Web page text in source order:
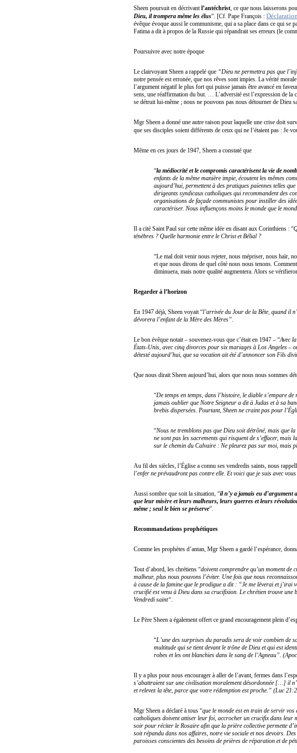
Sheen poursuit en décrivantl’antéchrist , ce que nous laisserons
Dieu, il trompera même les élus“. [Cf. Pape François :
évêque évoque aussi le communisme, qui a sa place dans ce qui se
Fatima a dit à propos de la Russie qui répandrait ses erreurs (le
Poursuivre avec notre époque
Le clairvoyant Sheen a rappelé que “Dieu ne permettra pas que
notre pensée est erronée, que nos rêves sont impies. La vérité
l’argument négatif le plus fort qui puisse jamais être avancé en
sens, une réaffirmation du but. … L’adversité est l’expression de
se détruit lui-même ; nous ne pouvons pas nous détourner de Dieu
Mgr Sheen a donné une autre raison pour laquelle une crise doit
que ses disciples soient différents de ceux qui ne l’étaient pas : Je
Même en ces jours de 1947, Sheen a constaté que
“la médiocrité et le compromis caractérisent la vie de
enfants de la même manière impie, écoutent les mêmes
aujourd’hui, permettent à des pratiques païennes telles
dirigeants syndicaux catholiques qui recommandent des
organisations de façade communistes pour instiller des
caractériser. Nous influençons moins le monde que le
Il a cité Saint Paul sur cette même idée en disant aux Corinthiens : “
ténèbres ? Quelle harmonie entre le Christ et Bélial ?
“Le mal doit venir nous rejeter, nous mépriser, nous haïr,
et que nous dirons de quel côté nous nous tenons.
diminuera, mais notre qualité augmentera. Alors se
Regarder à l’horizon
En 1947 déjà, Sheen voyait “l’arrivée du Jour de la Bête, quand il
dévorera l’enfant de la Mère des Mères”
Le bon évêque notait – souvenez-vous que c’était en 1947 – “Avec
États-Unis, avec cinq divorces pour six mariages à Los Angeles –
détesté aujourd’hui, que sa vocation ait été d’annoncer son Fils
Que nous dirait Sheen aujourd’hui, alors que nous nous sommes
“De temps en temps, dans l’histoire, le diable s’empare
jamais oublier que Notre Seigneur a dit à Judas et à sa
brebis dispersées. Pourtant, Sheen ne craint pas pour
“Nous ne tremblons pas que Dieu soit détrôné, mais que
ne sont pas les sacrements qui risquent de s’effacer,
sur le chemin du Calvaire : Ne pleurez pas sur moi, mais
Au fil des siècles, l’Église a connu ses vendredis saints, nous
l’enfer ne prévaudront pas contre elle. Et voici que je suis avec
Aussi sombre que soit la situation, “il n’y a jamais eu d’argument
que leur misère et leurs malheurs, leurs guerres et leurs
même ; seul le bien se préserve”.
Recommandations prophétiques
Comme les prophètes d’antan, Mgr Sheen a gardé l’espérance,
Tout d’abord, les chrétiens “doivent comprendre qu’un moment de
malheur, plus nous pouvons l’éviter. Une fois que nous
à cause de la famine que le prodigue a dit : “Je me lèverai et j’irai
crucifié est venu à Dieu dans sa crucifixion. Le chrétien trouve une
Vendredi saint“.
Le Père Sheen a également offert ce grand encouragement plein
“L’une des surprises du paradis sera de voir combien de
multitude qui se tient devant le trône de Dieu et qui est
robes et les ont blanchies dans le sang de l’Agneau”.
Il y a plus pour nous encourager à aller de l’avant, fermes dans
s’abattraient sur une civilisation moralement désordonnée […] il
et relevez la tête, parce que votre rédemption est proche.” (Luc
Mgr Sheen a déclaré à tous “que le monde est en train de servir
catholiques doivent attiser leur foi, accrocher un crucifix dans
soir pour réciter le Rosaire afin que la prière collective permette
soit répandu dans nos affaires, notre vie sociale et nos devoirs.
paroisses conscientes des besoins de prières de réparation et de